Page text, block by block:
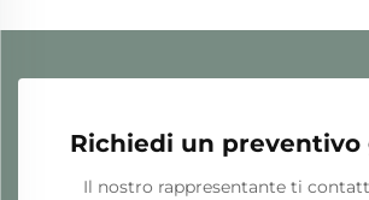
Richiedi un
Il nostro rappresentante ti